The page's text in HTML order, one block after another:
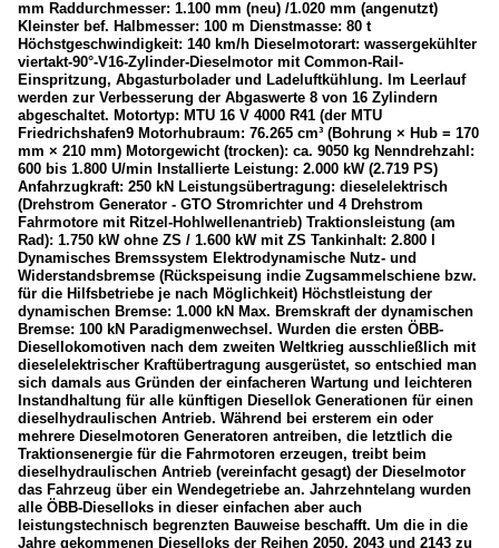
mm Raddurchmesser: 1.100 mm (neu) /1.020 mm (angenutzt)
Kleinster bef. Halbmesser: 100 m Dienstmasse: 80 t
Höchstgeschwindigkeit: 140 km/h Dieselmotorart: wassergekühlter
viertakt-90°-V16-Zylinder-Dieselmotor mit Common-Rail-
Einspritzung, Abgasturbolader und Ladeluftkühlung. Im Leerlauf
werden zur Verbesserung der Abgaswerte 8 von 16 Zylindern
abgeschaltet. Motortyp: MTU 16 V 4000 R41 (der MTU
Friedrichshafen9 Motorhubraum: 76.265 cm³ (Bohrung × Hub = 170
mm × 210 mm) Motorgewicht (trocken): ca. 9050 kg Nenndrehzahl:
600 bis 1.800 U/min Installierte Leistung: 2.000 kW (2.719 PS)
Anfahrzugkraft: 250 kN Leistungsübertragung: dieselelektrisch
(Drehstrom Generator - GTO Stromrichter und 4 Drehstrom
Fahrmotore mit Ritzel-Hohlwellenantrieb) Traktionsleistung (am
Rad): 1.750 kW ohne ZS / 1.600 kW mit ZS Tankinhalt: 2.800 l
Dynamisches Bremssystem Elektrodynamische Nutz- und
Widerstandsbremse (Rückspeisung indie Zugsammelschiene bzw.
für die Hilfsbetriebe je nach Möglichkeit) Höchstleistung der
dynamischen Bremse: 1.000 kN Max. Bremskraft der dynamischen
Bremse: 100 kN Paradigmenwechsel. Wurden die ersten ÖBB-
Diesellokomotiven nach dem zweiten Weltkrieg ausschließlich mit
dieselelektrischer Kraftübertragung ausgerüstet, so entschied man
sich damals aus Gründen der einfacheren Wartung und leichteren
Instandhaltung für alle künftigen Diesellok Generationen für einen
dieselhydraulischen Antrieb. Während bei ersterem ein oder
mehrere Dieselmotoren Generatoren antreiben, die letztlich die
Traktionsenergie für die Fahrmotoren erzeugen, treibt beim
dieselhydraulischen Antrieb (vereinfacht gesagt) der Dieselmotor
das Fahrzeug über ein Wendegetriebe an. Jahrzehntelang wurden
alle ÖBB-Dieselloks in dieser einfachen aber auch
leistungstechnisch begrenzten Bauweise beschafft. Um die in die
Jahre gekommenen Dieselloks der Reihen 2050, 2043 und 2143 zu